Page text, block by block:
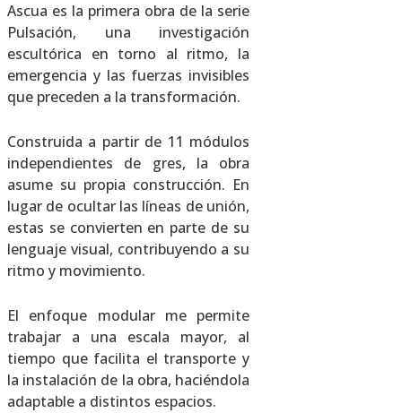
Ascua es la primera obra de la serie
Pulsación, una investigación
escultórica en torno al ritmo, la
emergencia y las fuerzas invisibles
que preceden a la transformación.
Construida a partir de 11 módulos
independientes de gres, la obra
asume su propia construcción. En
lugar de ocultar las líneas de unión,
estas se convierten en parte de su
lenguaje visual, contribuyendo a su
ritmo y movimiento.
El enfoque modular me permite
trabajar a una escala mayor, al
tiempo que facilita el transporte y
la instalación de la obra, haciéndola
adaptable a distintos espacios.